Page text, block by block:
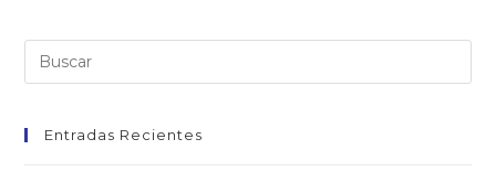
Entradas Recientes